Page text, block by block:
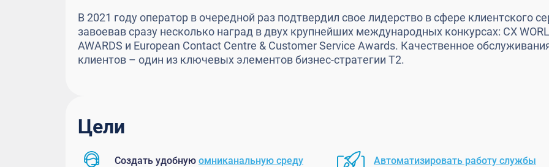
В 2021 году оператор в очередной раз подтвердил свое лидерство в сфере клиентского
завоевав сразу несколько наград в двух крупнейших международных конкурсах: СХ
AWARDS и European Contact Centre & Customer Service Awards. Качественное
клиентов – один из ключевых элементов бизнес-стратегии T2.
Цели
Создать удобнуюомниканальную среду
Автоматизировать работу службы